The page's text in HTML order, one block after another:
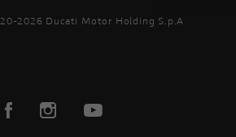
2026 Ducati Motor Holding S.p.A